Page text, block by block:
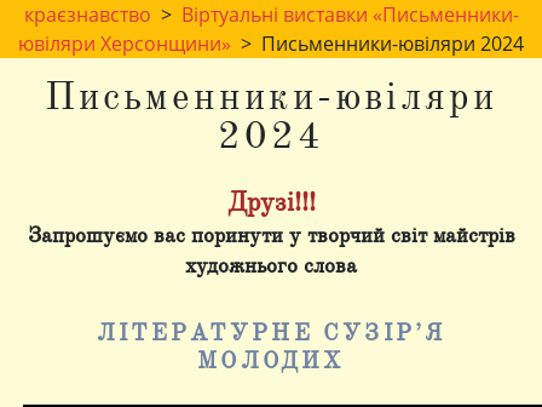
краєзнавство > Віртуальні виставки «Письменники-
ювіляри Херсонщини» > Письменники-ювіляри 2024
Письменники-ювіляри
2024
Друзі!!!
Запрошуємо вас поринути у творчий світ майстрів
художнього слова
ЛІТЕРАТУРНЕ СУЗІР’Я
МОЛОДИХ